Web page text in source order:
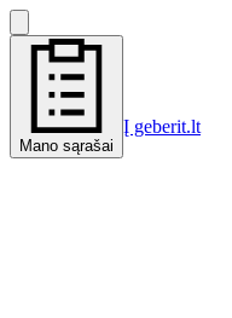
Mano sąrašai
Į geberit.lt